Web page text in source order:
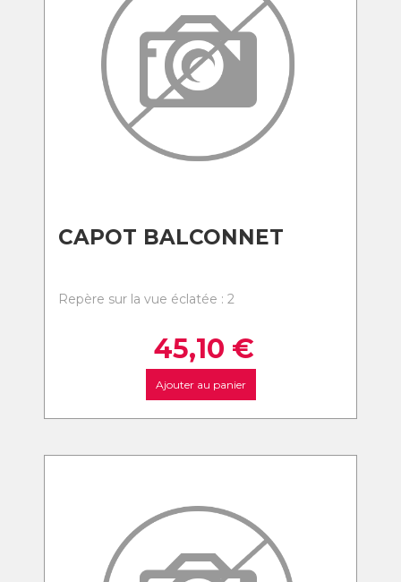
CAPOT BALCONNET
Repère sur la vue éclatée : 2
45,10 €
Ajouter au panier